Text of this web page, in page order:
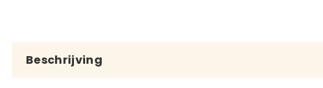
Beschrijving